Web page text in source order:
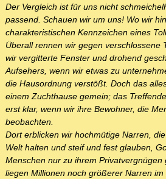
Der Vergleich ist für uns nicht
passend. Schauen wir um uns! Wo wir
charakteristischen Kennzeichen eines
Überall rennen wir gegen verschlossene
wir vergitterte Fenster und drohend
Aufsehers, wenn wir etwas zu
die Hausordnung verstößt. Doch das
einem Zuchthause gemein; das
erst klar, wenn wir ihre Bewohner, die
beobachten.
Dort erblicken wir hochmütige Narren,
Welt halten und steif und fest glauben,
Menschen nur zu ihrem Privatvergnügen
liegen Millionen noch größerer Narren